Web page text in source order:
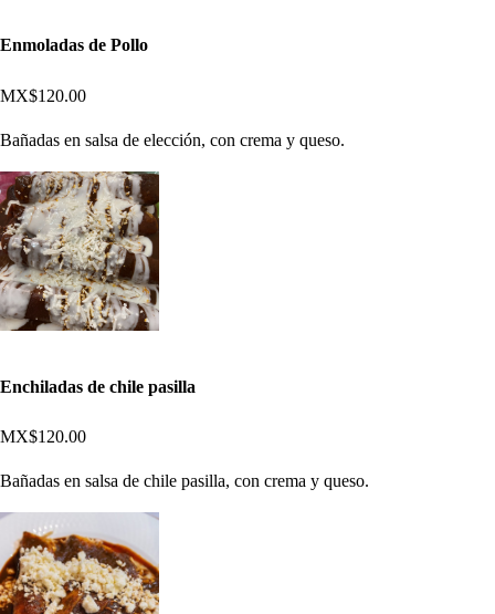
Enmoladas de Pollo
MX$120.00
Bañadas en salsa de elección, con crema y queso.
Enchiladas de chile pasilla
MX$120.00
Bañadas en salsa de chile pasilla, con crema y queso.